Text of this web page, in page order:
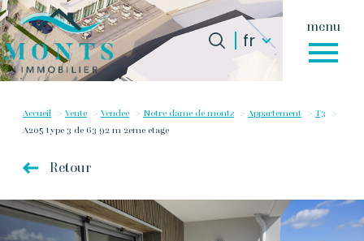
menu
Langue
fr
Accueil 0 Langue
Accueil Vente Vendee Notre dame de monts Appartement
T3
A205 type 3 de 63 92 m 2eme etage
Retour